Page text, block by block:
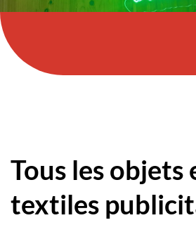
Tous les objets
textiles